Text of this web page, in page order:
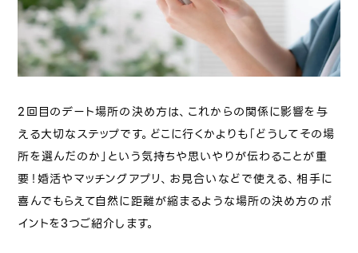
2回目のデート場所の決め方は、これからの関係に影響を与
える大切なステップです。どこに行くかよりも「どうしてその場
所を選んだのか」という気持ちや思いやりが伝わることが重
要！婚活やマッチングアプリ、お見合いなどで使える、相手に
喜んでもらえて自然に距離が縮まるような場所の決め方のポ
イントを3つご紹介します。